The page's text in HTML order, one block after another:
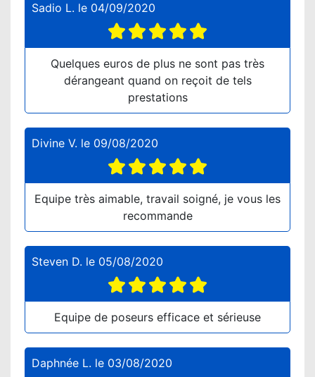
Sadio L. le 04/09/2020
Quelques euros de plus ne sont pas très
dérangeant quand on reçoit de tels
prestations
Divine V. le 09/08/2020
Equipe très aimable, travail soigné, je vous les
recommande
Steven D. le 05/08/2020
Equipe de poseurs efficace et sérieuse
Daphnée L. le 03/08/2020